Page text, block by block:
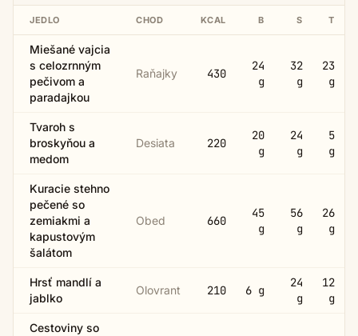
JEDLO CHOD KCAL B S T
Miešané vajcia
s celozrnným
pečivom a
paradajkou
Raňajky 430
24
g
32
g
23
g
Tvaroh s
broskyňou a
medom
Desiata 220
20
g
24
g
5
g
Kuracie stehno
pečené so
zemiakmi a
kapustovým
šalátom
Obed 660
45
g
56
g
26
g
Hrsť mandlí a
jablko
Olovrant 210 6 g
24
g
12
g
Cestoviny so